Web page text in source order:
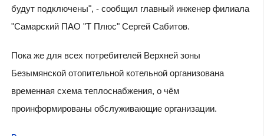
будут подключены", - сообщил главный инженер филиала
"Самарский ПАО "Т Плюс" Сергей Сабитов.
Пока же для всех потребителей Верхней зоны
Безымянской отопительной котельной организована
временная схема теплоснабжения, о чём
проинформированы обслуживающие организации.